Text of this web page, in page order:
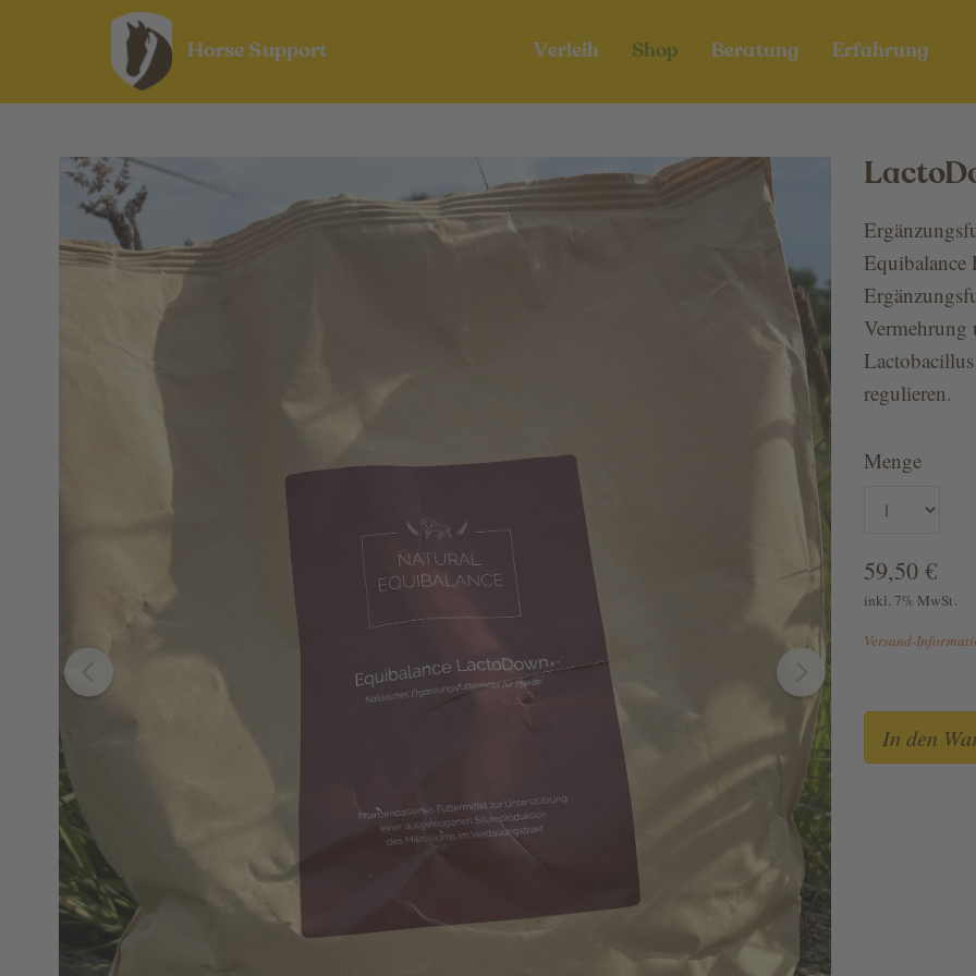
Horse Support Verleih Shop Beratung Erfahrung
Equibalance
regulieren.
Menge
59,50 €
inkl. 7% MwSt.
Versand-